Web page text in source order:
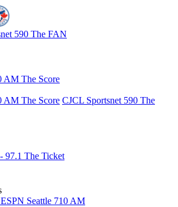
590 The FAN
AM The Score
AM The Score CJCL Sportsnet 590 The
The Ticket
Seattle 710 AM